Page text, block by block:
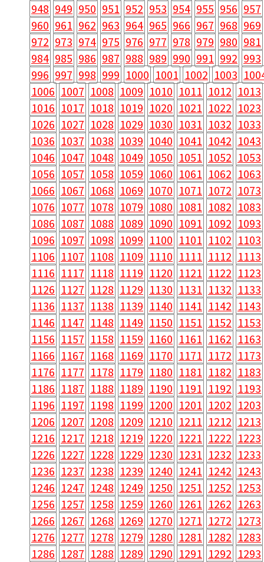
948 949 950 951 952 953 954 955 956 957
960 961 962 963 964 965 966 967 968 969
972 973 974 975 976 977 978 979 980 981
984 985 986 987 988 989 990 991 992 993
996 997 998 999 1000 1001 1002 1003
1006 1007 1008 1009 1010 1011 1012 1013
1016 1017 1018 1019 1020 1021 1022 1023
1026 1027 1028 1029 1030 1031 1032 1033
1036 1037 1038 1039 1040 1041 1042 1043
1046 1047 1048 1049 1050 1051 1052 1053
1056 1057 1058 1059 1060 1061 1062 1063
1066 1067 1068 1069 1070 1071 1072 1073
1076 1077 1078 1079 1080 1081 1082 1083
1086 1087 1088 1089 1090 1091 1092 1093
1096 1097 1098 1099 1100 1101 1102 1103
1106 1107 1108 1109 1110 1111 1112 1113
1116 1117 1118 1119 1120 1121 1122 1123
1126 1127 1128 1129 1130 1131 1132 1133
1136 1137 1138 1139 1140 1141 1142 1143
1146 1147 1148 1149 1150 1151 1152 1153
1156 1157 1158 1159 1160 1161 1162 1163
1166 1167 1168 1169 1170 1171 1172 1173
1176 1177 1178 1179 1180 1181 1182 1183
1186 1187 1188 1189 1190 1191 1192 1193
1196 1197 1198 1199 1200 1201 1202 1203
1206 1207 1208 1209 1210 1211 1212 1213
1216 1217 1218 1219 1220 1221 1222 1223
1226 1227 1228 1229 1230 1231 1232 1233
1236 1237 1238 1239 1240 1241 1242 1243
1246 1247 1248 1249 1250 1251 1252 1253
1256 1257 1258 1259 1260 1261 1262 1263
1266 1267 1268 1269 1270 1271 1272 1273
1276 1277 1278 1279 1280 1281 1282 1283
1286 1287 1288 1289 1290 1291 1292 1293